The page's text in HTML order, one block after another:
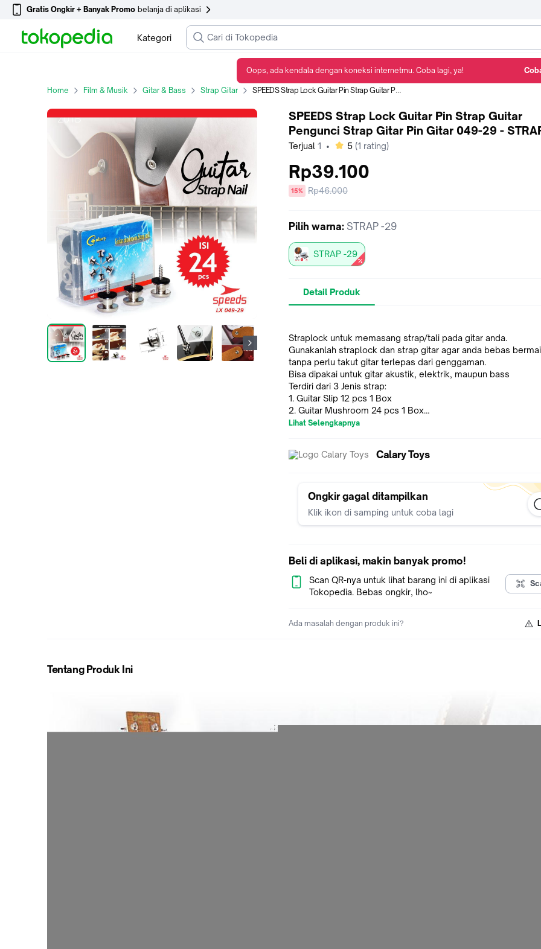
Gratis Ongkir + Banyak Promo belanja di aplikasi
Kategori
Home Film & Musik Gitar & Bass Strap Gitar SPEEDS Strap Lock Guitar Pin Strap Guitar Pengunci Strap Gitar Pin Gitar 049-29 - STRAP -29
SPEEDS Strap Lock Guitar Pin Strap Guitar
Pengunci Strap Gitar Pin Gitar 049-29 -
Terjual 1 • bintang
5 (1 rating)
Rp39.100
diskon
15%
Harga
Rp46.000
Pilih warna: STRAP -29
STRAP -29
Detail Produk
Straplock untuk memasang strap/tali pada gitar anda.
Gunakanlah straplock dan strap gitar agar anda bebas
tanpa perlu takut gitar terlepas dari genggaman.
Bisa dipakai untuk gitar akustik, elektrik, maupun bass
Terdiri dari 3 Jenis strap:
1. Guitar Slip 12 pcs 1 Box
2. Guitar Mushroom 24 pcs 1 Box
3. Guitar Horn 24 pcs 1 Box
Lihat Selengkapnya
Calary Toys
Ongkir gagal ditampilkan
Klik ikon di samping untuk coba lagi
Beli di aplikasi, makin banyak promo!
Scan QR-nya untuk lihat barang ini di aplikasi
Tokopedia. Bebas ongkir, lho~
Ada masalah dengan produk ini?
Tentang Produk Ini
Oops, ada kendala dengan koneksi internetmu. Coba lagi, ya!